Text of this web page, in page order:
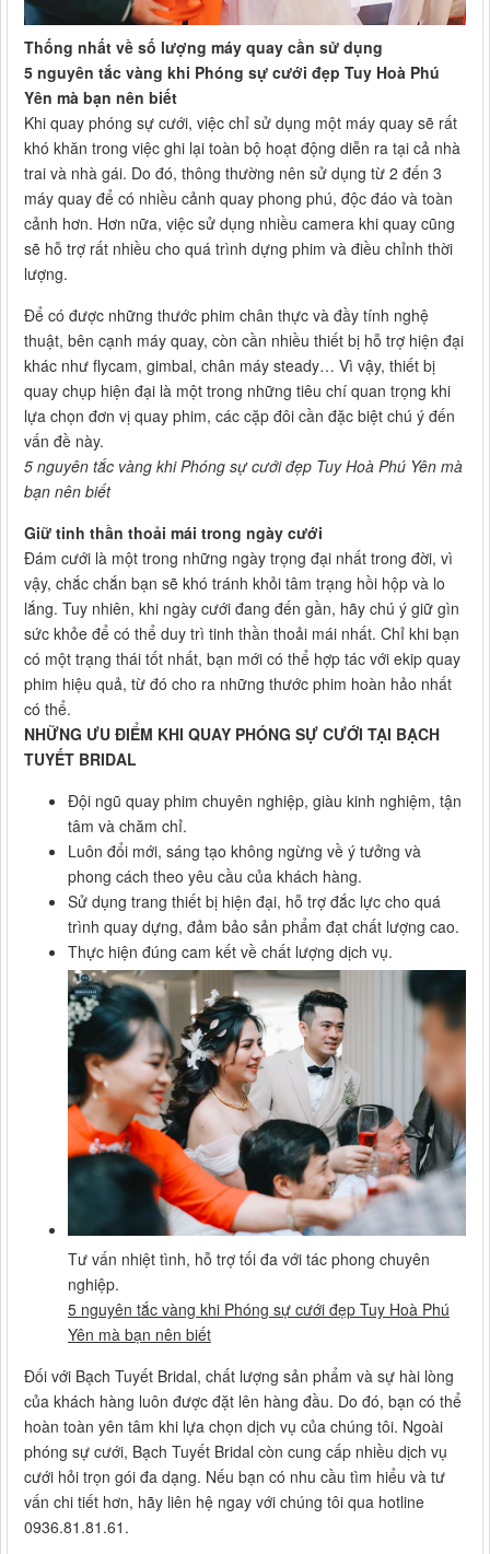
Thống nhất về số lượng máy quay cần sử dụng
5 nguyên tắc vàng khi Phóng sự cưới đẹp Tuy Hoà Phú
Yên mà bạn nên biết
Khi quay phóng sự cưới, việc chỉ sử dụng một máy quay sẽ rất
khó khăn trong việc ghi lại toàn bộ hoạt động diễn ra tại cả nhà
trai và nhà gái. Do đó, thông thường nên sử dụng từ 2 đến 3
máy quay để có nhiều cảnh quay phong phú, độc đáo và toàn
cảnh hơn. Hơn nữa, việc sử dụng nhiều camera khi quay cũng
sẽ hỗ trợ rất nhiều cho quá trình dựng phim và điều chỉnh thời
lượng.
Để có được những thước phim chân thực và đầy tính nghệ
thuật, bên cạnh máy quay, còn cần nhiều thiết bị hỗ trợ hiện đại
khác như flycam, gimbal, chân máy steady… Vì vậy, thiết bị
quay chụp hiện đại là một trong những tiêu chí quan trọng khi
lựa chọn đơn vị quay phim, các cặp đôi cần đặc biệt chú ý đến
vấn đề này.
5 nguyên tắc vàng khi Phóng sự cưới đẹp Tuy Hoà Phú Yên mà
bạn nên biết
Giữ tinh thần thoải mái trong ngày cưới
Đám cưới là một trong những ngày trọng đại nhất trong đời, vì
vậy, chắc chắn bạn sẽ khó tránh khỏi tâm trạng hồi hộp và lo
lắng. Tuy nhiên, khi ngày cưới đang đến gần, hãy chú ý giữ gìn
sức khỏe để có thể duy trì tinh thần thoải mái nhất. Chỉ khi bạn
có một trạng thái tốt nhất, bạn mới có thể hợp tác với ekip quay
phim hiệu quả, từ đó cho ra những thước phim hoàn hảo nhất
có thể.
NHỮNG ƯU ĐIỂM KHI QUAY PHÓNG SỰ CƯỚI TẠI BẠCH
TUYẾT BRIDAL
Đội ngũ quay phim chuyên nghiệp, giàu kinh nghiệm, tận
tâm và chăm chỉ.
Luôn đổi mới, sáng tạo không ngừng về ý tưởng và
phong cách theo yêu cầu của khách hàng.
Sử dụng trang thiết bị hiện đại, hỗ trợ đắc lực cho quá
trình quay dựng, đảm bảo sản phẩm đạt chất lượng cao.
Thực hiện đúng cam kết về chất lượng dịch vụ.
Tư vấn nhiệt tình, hỗ trợ tối đa với tác phong chuyên
nghiệp.
5 nguyên tắc vàng khi Phóng sự cưới đẹp Tuy Hoà Phú
Yên mà bạn nên biết
Đối với Bạch Tuyết Bridal, chất lượng sản phẩm và sự hài lòng
của khách hàng luôn được đặt lên hàng đầu. Do đó, bạn có thể
hoàn toàn yên tâm khi lựa chọn dịch vụ của chúng tôi. Ngoài
phóng sự cưới, Bạch Tuyết Bridal còn cung cấp nhiều dịch vụ
cưới hỏi trọn gói đa dạng. Nếu bạn có nhu cầu tìm hiểu và tư
vấn chi tiết hơn, hãy liên hệ ngay với chúng tôi qua hotline
0936.81.81.61.